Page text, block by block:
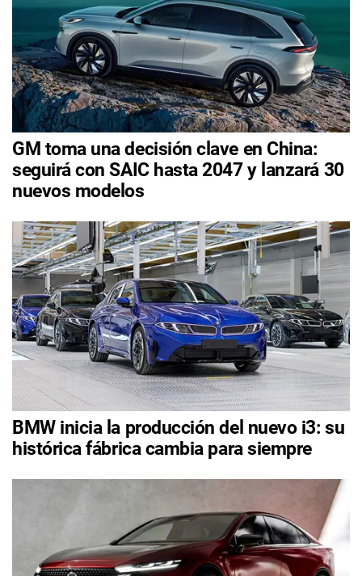
GM toma una decisión clave en China:
seguirá con SAIC hasta 2047 y lanzará 30
nuevos modelos
BMW inicia la producción del nuevo i3: su
histórica fábrica cambia para siempre